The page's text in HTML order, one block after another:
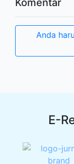
Komentar
Anda
E-